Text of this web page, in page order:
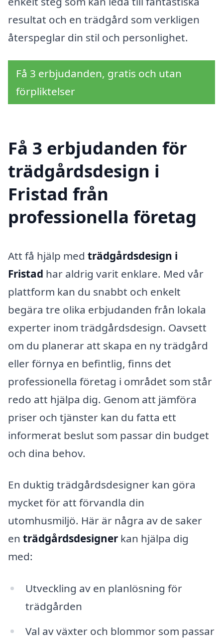
resultat och en trädgård som verkligen
återspeglar din stil och personlighet.
Få 3 erbjudanden, gratis och utan
förpliktelser
Få 3 erbjudanden för
trädgårdsdesign i
Fristad från
professionella företag
Att få hjälp med trädgårdsdesign i
Fristad har aldrig varit enklare. Med vår
plattform kan du snabbt och enkelt
begära tre olika erbjudanden från lokala
experter inom trädgårdsdesign. Oavsett
om du planerar att skapa en ny trädgård
eller förnya en befintlig, finns det
professionella företag i området som står
redo att hjälpa dig. Genom att jämföra
priser och tjänster kan du fatta ett
informerat beslut som passar din budget
och dina behov.
En duktig trädgårdsdesigner kan göra
mycket för att förvandla din
utomhusmiljö. Här är några av de saker
en trädgårdsdesigner kan hjälpa dig
med:
Utveckling av en planlösning för
trädgården
Val av växter och blommor som passar